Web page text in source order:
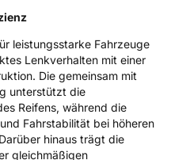
Alpine-SymbolNein
leistungsstarke Fahrzeuge
Lenkverhalten mit einer
Die gemeinsam mit
unterstützt die
Reifens, während die
Fahrstabilität bei höheren
hinaus trägt die
gleichmäßigen